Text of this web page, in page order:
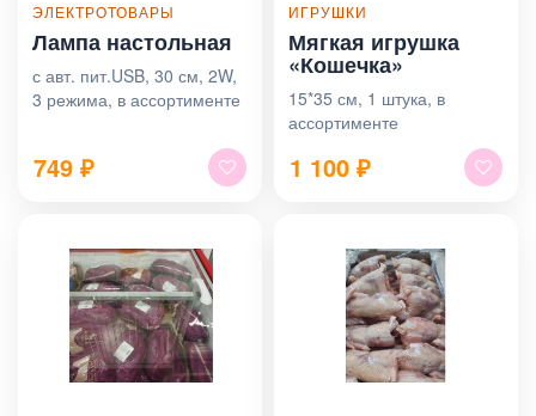
ЭЛЕКТРОТОВАРЫ
Лампа настольная
с авт. пит.USB, 30 см, 2W,
3 режима, в ассортименте
749 ₽
ИГРУШКИ
Мягкая игрушка
«Кошечка»
15*35 см, 1 штука, в
ассортименте
1 100 ₽